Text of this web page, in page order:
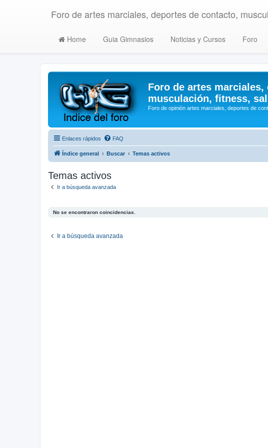
Foro de artes marciales, deportes de contacto,
Home Guia Gimnasios Noticias y Cursos Foro
Foro de artes
musculación, fitness,
Foro de opinión artes marciales, deportes de
Enlaces rápidos FAQ
Índice general Buscar Temas activos
Temas activos
Ir a búsqueda avanzada
No se encontraron coincidencias.
Ir a búsqueda avanzada